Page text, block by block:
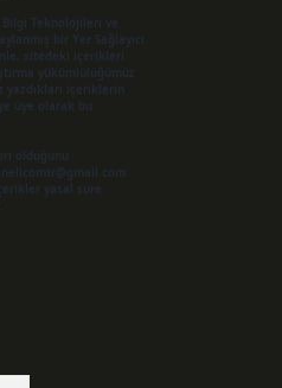
Bilgi Teknolojileri ve
bir Yer Sağlayıcı
sitedeki içerikleri
yükümlülüğümüz
yazdıkları içeriklerin
üye olarak bu
olduğunu
yasal süre